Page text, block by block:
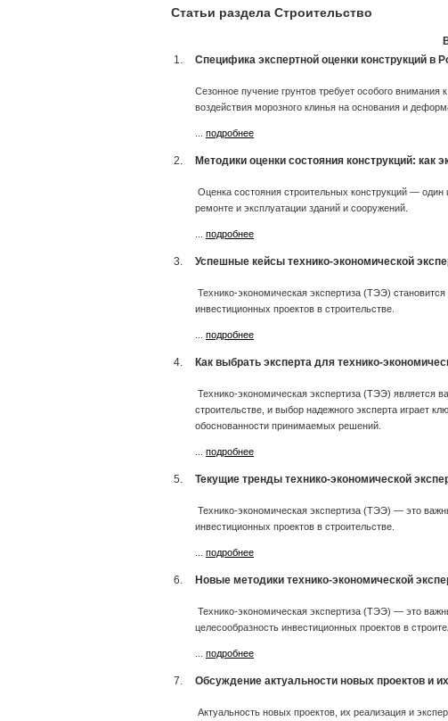
Статьи раздела Строительство
1.
Специфика экспертной оценки конструкций в
Сезонное пучение грунтов требует особого
воздействия морозного клинья на основания и
подробнее
2. Методики оценки состояния конструкций: как
Оценка состояния строительных конструкций — один
ремонте и эксплуатации зданий и сооружений.
подробнее
3. Успешные кейсы технико-экономической
Технико-экономическая экспертиза (ТЭЭ)
инвестиционных проектов в строительстве.
подробнее
4. Как выбрать эксперта для технико-
Технико-экономическая экспертиза (ТЭЭ) является
строительстве, и выбор надежного эксперта играет
обоснованности принимаемых решений.
подробнее
5. Текущие тренды технико-экономической
Технико-экономическая экспертиза (ТЭЭ) — это
инвестиционных проектов в строительстве.
подробнее
6. Новые методики технико-экономической
Технико-экономическая экспертиза (ТЭЭ) — это
целесообразность инвестиционных проектов в
подробнее
7. Обсуждение актуальности новых проектов и
Актуальность новых проектов, их реализация и